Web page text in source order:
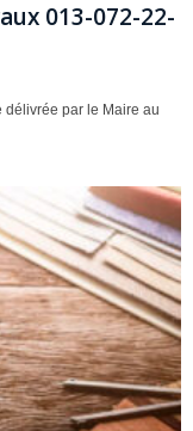
013-072-22-
par le Maire au